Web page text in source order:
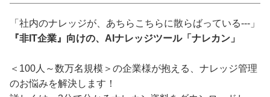
「社内のナレッジが、あちらこちらに散らばっている---」
『非IT企業』向けの、AIナレッジツール「ナレカン」
＜100人～数万名規模＞の企業様が抱える、ナレッジ管理
のお悩みを解決します！